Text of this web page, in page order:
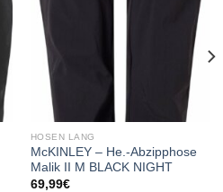
HOSEN LANG
McKINLEY – He.-Abzipphose
Malik II M BLACK NIGHT
69,99€